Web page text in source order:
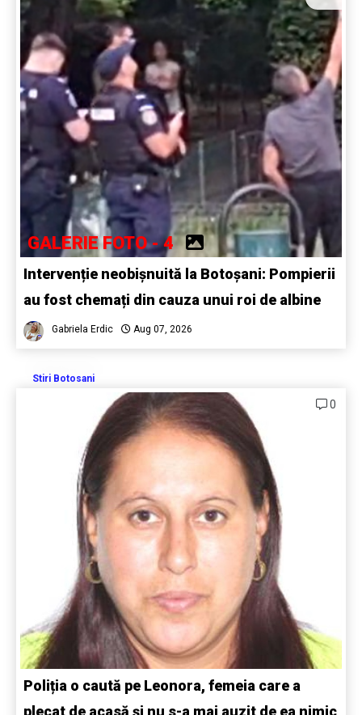
GALERIE FOTO - 4
Intervenție neobișnuită la Botoșani: Pompierii
au fost chemați din cauza unui roi de albine
Gabriela Erdic Aug 07, 2026
Stiri Botosani
0
Poliția o caută pe Leonora, femeia care a
plecat de acasă și nu s-a mai auzit de ea nimic